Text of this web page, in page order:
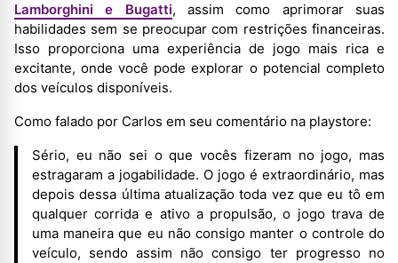
Lamborghini e Bugatti, assim como aprimorar suas
habilidades sem se preocupar com restrições financeiras.
Isso proporciona uma experiência de jogo mais rica e
excitante, onde você pode explorar o potencial completo
dos veículos disponíveis.
Como falado por Carlos em seu comentário na playstore:
Sério, eu não sei o que vocês fizeram no jogo, mas
estragaram a jogabilidade. O jogo é extraordinário, mas
depois dessa última atualização toda vez que eu tô em
qualquer corrida e ativo a propulsão, o jogo trava de
uma maneira que eu não consigo manter o controle do
veículo, sendo assim não consigo ter progresso no